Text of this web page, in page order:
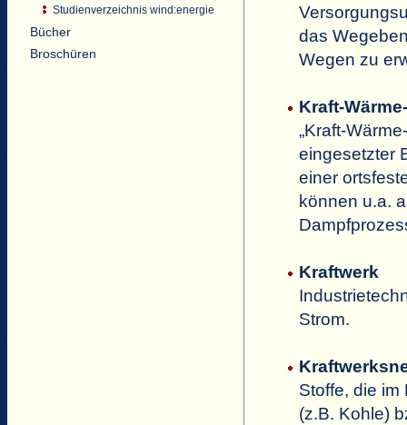
Studienverzeichnis wind:energie
Bücher
Broschüren
das
Wegen zu
Kraft-
„Kraft-
eingesetzter
einer
können u.a.
Kraftwerk
Strom.
Stoffe, die im
(z.B. Kohle)